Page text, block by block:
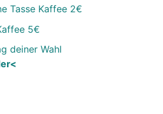
Tasse Kaffee 2€
5€
deiner Wahl